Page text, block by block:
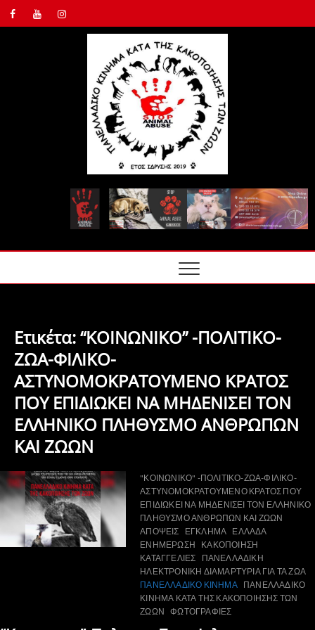
Ετικέτα:“ΚΟΙΝΩΝΙΚΟ” -ΠΟΛΙΤΙΚΟ-
ΖΩΑ-ΦΙΛΙΚΟ-
ΑΣΤΥΝΟΜΟΚΡΑΤΟΥΜΕΝΟ ΚΡΑΤΟΣ
ΠΟΥ ΕΠΙΔΙΩΚΕΙ ΝΑ ΜΗΔΕΝΙΣΕΙ ΤΟΝ
ΕΛΛΗΝΙΚΟ ΠΛΗΘΥΣΜΟ ΑΝΘΡΩΠΩΝ
ΚΑΙ ΖΩΩΝ
"ΚΟΙΝΩΝΙΚΟ" -ΠΟΛΙΤΙΚΟ-ΖΩΑ-ΦΙΛΙΚΟ-
ΑΣΤΥΝΟΜΟΚΡΑΤΟΥΜΕΝΟ ΚΡΑΤΟΣ ΠΟΥ
ΕΠΙΔΙΩΚΕΙ ΝΑ ΜΗΔΕΝΙΣΕΙ ΤΟΝ ΕΛΛΗΝΙΚΟ
ΠΛΗΘΥΣΜΟ ΑΝΘΡΩΠΩΝ ΚΑΙ ΖΩΩΝ
ΑΠΟΨΕΙΣ
ΕΓΚΛΗΜΑ ΕΛΛΑΔΑ
ΕΝΗΜΕΡΩΣΗ
ΚΑΚΟΠΟΙΗΣΗ
ΚΑΤΑΓΓΕΛΙΕΣ
ΠΑΝΕΛΛΑΔΙΚΗ
ΗΛΕΚΤΡΟΝΙΚΗ ΔΙΑΜΑΡΤΥΡΙΑ ΓΙΑ ΤΑ ΖΩΑ
ΠΑΝΕΛΛΑΔΙΚΟ ΚΙΝΗΜΑ
ΠΑΝΕΛΛΑΔΙΚΟ
ΚΙΝΗΜΑ ΚΑΤΑ ΤΗΣ ΚΑΚΟΠΟΙΗΣΗΣ ΤΩΝ
ΖΩΩΝ
ΦΩΤΟΓΡΑΦΙΕΣ